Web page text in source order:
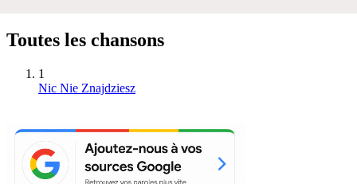
Toutes les chansons
1
Nic Nie Znajdziesz